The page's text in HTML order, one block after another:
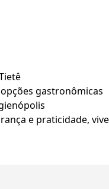
gastronômicas
e praticidade,